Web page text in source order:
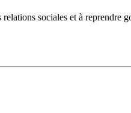
sociales et à